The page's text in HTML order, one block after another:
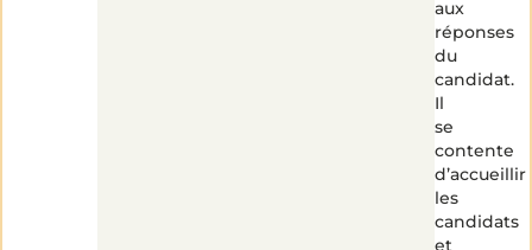
aux
réponses
du
candidat.
Il
se
contente
d’accueillir
les
candidats
et